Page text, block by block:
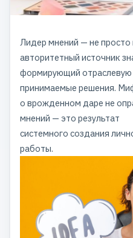
Лидер мнений — не просто
авторитетный источник
формирующий отраслевую
принимаемые решения.
о врожденном даре не
мнений — это результат
системного создания
работы.